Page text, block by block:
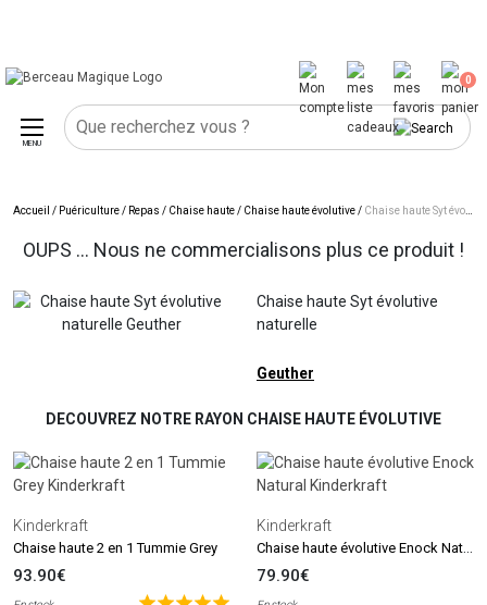
0
MENU
Accueil / Puériculture/ Repas / Chaise haute/ Chaise haute évolutive/ Chaise haute Syt évolutive naturelle
OUPS ... Nous ne commercialisons plus ce produit !
Chaise haute Syt évolutive
naturelle
Geuther
DECOUVREZ NOTRE RAYON CHAISE HAUTE ÉVOLUTIVE
Kinderkraft
Chaise haute 2 en 1 Tummie Grey
93.90€
Kinderkraft
79.90€